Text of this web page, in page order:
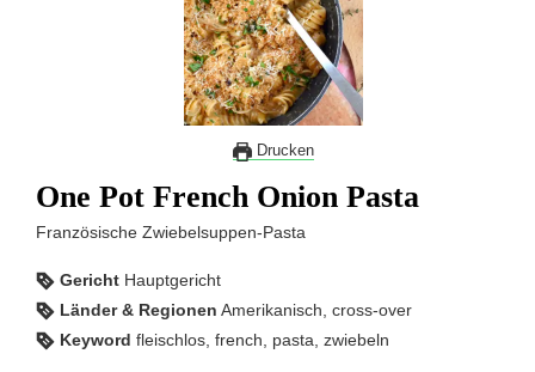
Drucken
One Pot French Onion Pasta
Französische Zwiebelsuppen-Pasta
Gericht Hauptgericht
Länder & Regionen Amerikanisch, cross-over
Keyword fleischlos, french, pasta, zwiebeln